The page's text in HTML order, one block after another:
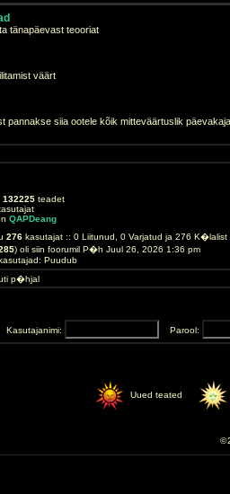
tänapäevast teooriat
väärt
pannakse siia ootele kõik mitteväärtuslik
132225 teadet
QAPDeang
276 kasutajat :: 0 Liitunud, 0 Varjatud ja 276
) oli siin foorumil P�h Juul 26, 2026 1:36 pm
Puudub
p�hjal
Kasutajanimi: Parool:
Uued teated
©